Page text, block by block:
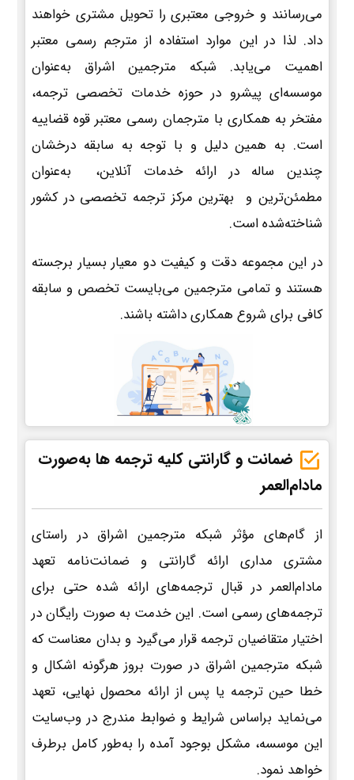
می‌رسانند و خروجی معتبری را تحویل مشتری خواهند
داد. لذا در این موارد استفاده از مترجم رسمی معتبر
اهمیت می‌یابد. شبکه مترجمین اشراق به‌عنوان
موسسه‌ای پیشرو در حوزه خدمات تخصصی ترجمه،
مفتخر به همکاری با مترجمان رسمی معتبر قوه قضاییه
است. به همین دلیل و با توجه به سابقه درخشان
چندین ساله در ارائه خدمات آنلاین، به‌عنوان
مطمئن‌ترین و بهترین مرکز ترجمه تخصصی در کشور
شناخته‌شده است.
در این مجموعه دقت و کیفیت دو معیار بسیار برجسته
هستند و تمامی مترجمین می‌بایست تخصص و سابقه
کافی برای شروع همکاری داشته باشند.
ضمانت و گارانتی کلیه ترجمه ها به‌صورت
مادام‌العمر
از گام‌های مؤثر شبکه مترجمین اشراق در راستای
مشتری مداری ارائه گارانتی و ضمانت‌نامه تعهد
مادام‌العمر در قبال ترجمه‌های ارائه شده حتی برای
ترجمه‌های رسمی است. این خدمت به صورت رایگان در
اختیار متقاضیان ترجمه قرار می‌گیرد و بدان معناست که
شبکه مترجمین اشراق در صورت بروز هرگونه اشکال و
خطا حین ترجمه یا پس از ارائه محصول نهایی، تعهد
می‌نماید براساس شرایط و ضوابط مندرج در وب‌سایت
این موسسه، مشکل بوجود آمده را به‌طور کامل برطرف
خواهد نمود.